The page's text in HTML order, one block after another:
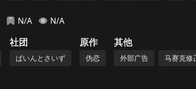
N/A N/A
社团
ぱいんとさいず
原作
伪恋
其他
外部广告 马赛克修